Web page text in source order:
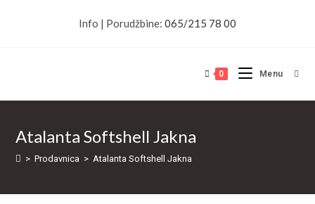
Info | Porudžbine: 065/215 78 00
0 Menu
Atalanta Softshell Jakna
> Prodavnica > Atalanta Softshell Jakna